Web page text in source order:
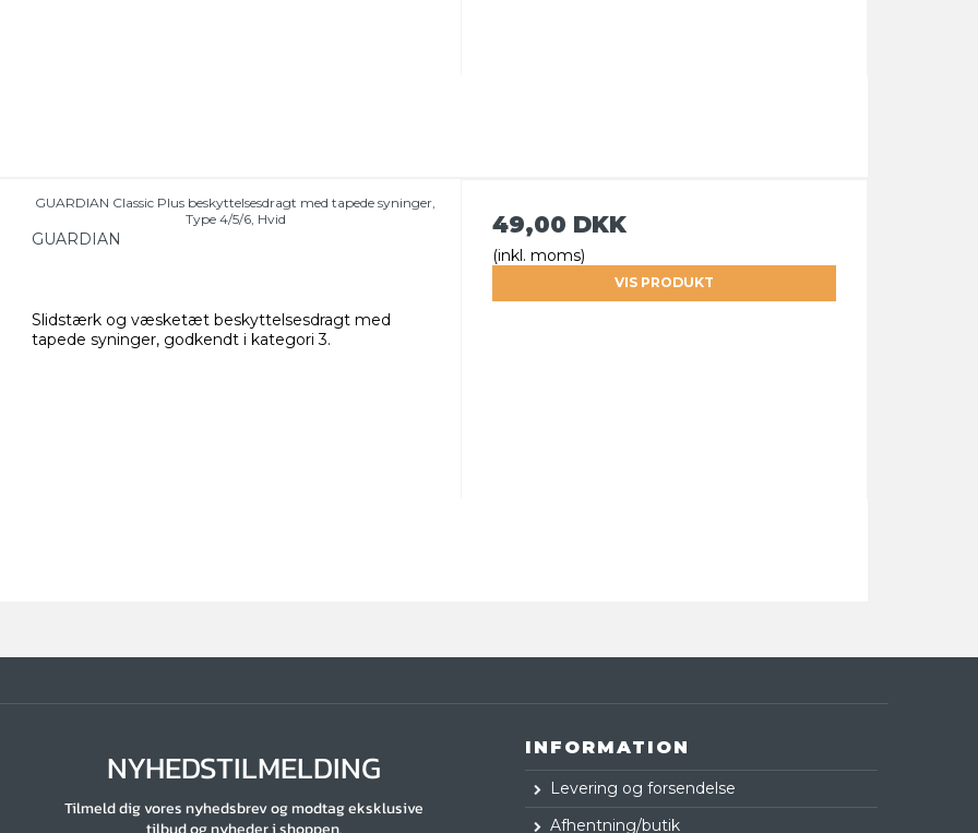
GUARDIAN Classic Plus beskyttelsesdragt med tapede syninger,
Type 4/5/6, Hvid
GUARDIAN
Slidstærk og væsketæt beskyttelsesdragt med
tapede syninger, godkendt i kategori 3.
49,00 DKK
(inkl. moms)
VIS PRODUKT
NYHEDSTILMELDING
Tilmeld dig vores nyhedsbrev og modtag eksklusive
INFORMATION
Levering og forsendelse
Afhentning/butik